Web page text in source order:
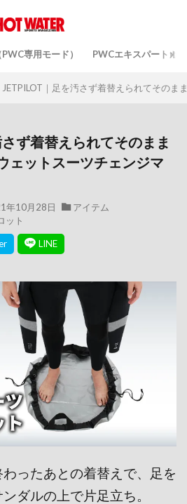
専用モード） PWCエキスパートガ
JETPILOT｜足を汚さず着替えられてその
ず着替えられてそのまま
ェットスーツチェンジマ
年10月28日
アイテム
ット
ったあとの着替えで、足を
ンダルの上で片足立ち。